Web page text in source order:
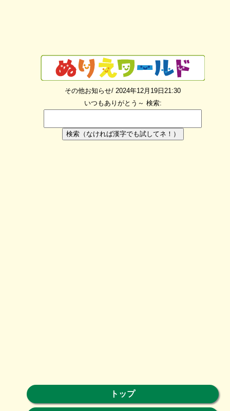
その他お知らせ/ 2024年12月19日21:30
いつもありがとう～ 検索:
検索（なければ漢字でも試してネ！）
トップ